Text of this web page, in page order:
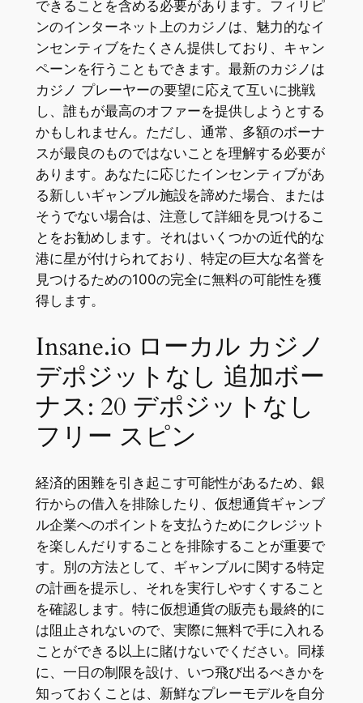
できることを含める必要があります。フィリピ
ンのインターネット上のカジノは、魅力的なイ
ンセンティブをたくさん提供しており、キャン
ペーンを行うこともできます。最新のカジノは
カジノ プレーヤーの要望に応えて互いに挑戦
し、誰もが最高のオファーを提供しようとする
かもしれません。ただし、通常、多額のボーナ
スが最良のものではないことを理解する必要が
あります。あなたに応じたインセンティブがあ
る新しいギャンブル施設を諦めた場合、または
そうでない場合は、注意して詳細を見つけるこ
とをお勧めします。それはいくつかの近代的な
港に星が付けられており、特定の巨大な名誉を
見つけるための100の完全に無料の可能性を獲
得します。
Insane.io ローカル カジノ
デポジットなし 追加ボー
ナス: 20 デポジットなし
フリー スピン
経済的困難を引き起こす可能性があるため、銀
行からの借入を排除したり、仮想通貨ギャンブ
ル企業へのポイントを支払うためにクレジット
を楽しんだりすることを排除することが重要で
す。別の方法として、ギャンブルに関する特定
の計画を提示し、それを実行しやすくすること
を確認します。特に仮想通貨の販売も最終的に
は阻止されないので、実際に無料で手に入れる
ことができる以上に賭けないでください。同様
に、一日の制限を設け、いつ飛び出るべきかを
知っておくことは、新鮮なプレーモデルを自分